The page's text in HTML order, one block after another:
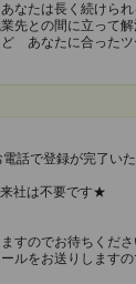
なたは長く続けら
先との間に立って
あなたに合った
話で登録が完了いた
社は不要です★
すのでお待ちくださ
ルをお送りします